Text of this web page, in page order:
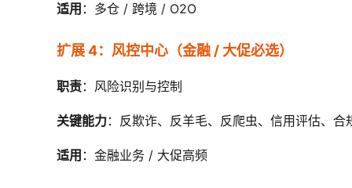
适用 ：多仓 / 跨境 / O2O
扩展 4：风控中心（金融 / 大促必选）
职责：风险识别与控制
关键能力：反欺诈、反羊毛、反爬虫、信用评估、合
适用 ：金融业务 / 大促高频